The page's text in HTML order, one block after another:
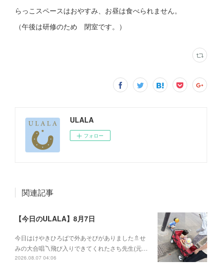
らっこスペースはおやすみ、お昼は食べられません。
（午後は研修のため 閉室です。）
ULALA
フォロー
関連記事
【今日のULALA】8月7日
今日はけやきひろばで外あそびがありました🚿せ
みの大合唱〽飛び入りできてくれたさち先生(元…
2026.08.07 04:06